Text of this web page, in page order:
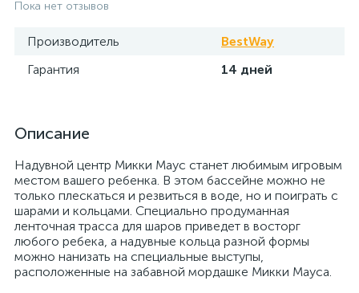
Пока нет отзывов
Производитель
BestWay
Гарантия
14 дней
Описание
Надувной центр Микки Маус станет любимым игровым
местом вашего ребенка. В этом бассейне можно не
только плескаться и резвиться в воде, но и поиграть с
шарами и кольцами. Специально продуманная
ленточная трасса для шаров приведет в восторг
любого ребека, а надувные кольца разной формы
можно нанизать на специальные выступы,
расположенные на забавной мордашке Микки Мауса.